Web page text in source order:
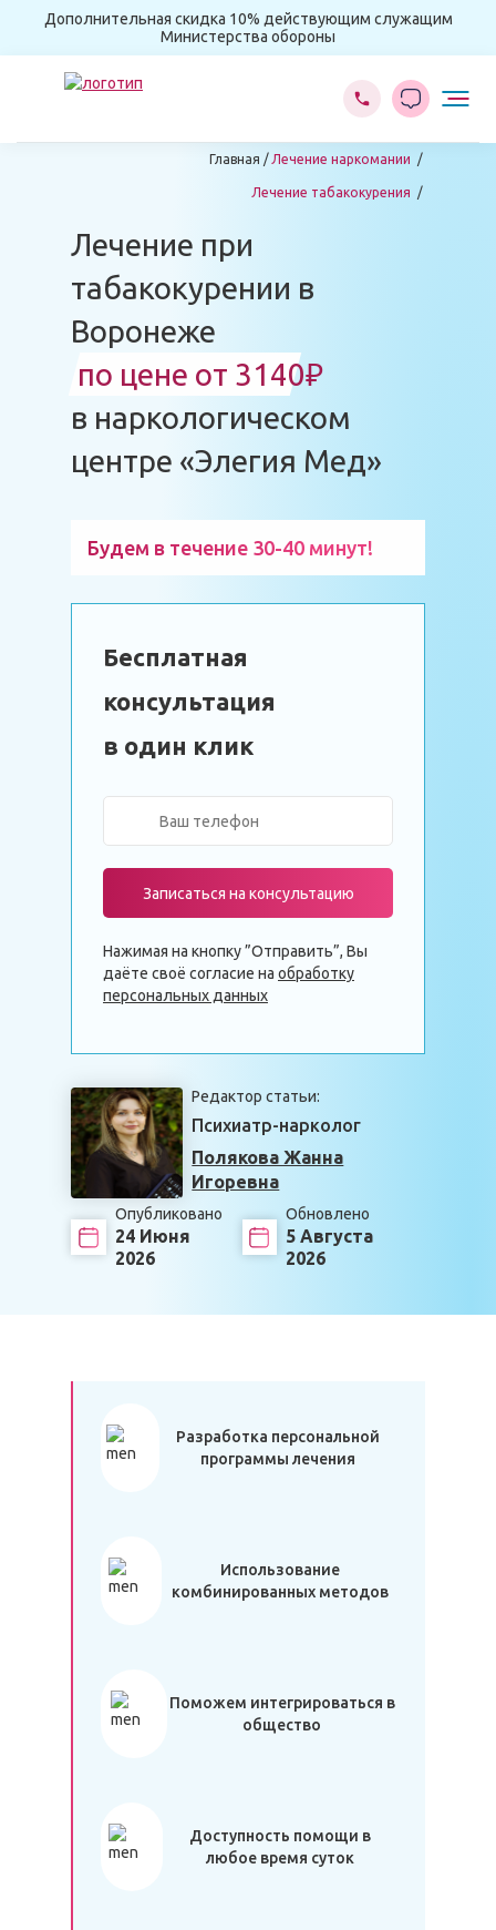
Дополнительная скидка 10% действующим служащим
Министерства обороны
Главная Лечение наркомании
Лечение табакокурения
Лечение при
табакокурении в
Воронеже
по цене от 3140₽
в наркологическом
центре «Элегия Мед»
Будем в течение 30-40 минут!
Бесплатная
консультация
в один клик
Записаться на консультацию
Нажимая на кнопку ”Отправить”, Вы
даёте своё согласие на обработку
персональных данных
Редактор статьи:
Психиатр-нарколог
Полякова Жанна
Игоревна
Опубликовано
24 Июня
2026
Обновлено
5 Августа
2026
Разработка персональной
программы лечения
Использование
комбинированных методов
Поможем интегрироваться в
общество
Доступность помощи в
любое время суток